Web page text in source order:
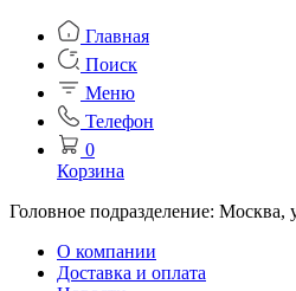
Главная
Поиск
Меню
Телефон
0
Корзина
Головное подразделение: Москва,
О компании
Доставка и оплата